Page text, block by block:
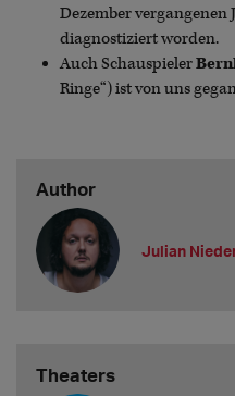
Dezember vergangenen
diagnostiziert worden.
Auch Schauspieler
Ringe“) ist von uns
Author
Julian
Theaters